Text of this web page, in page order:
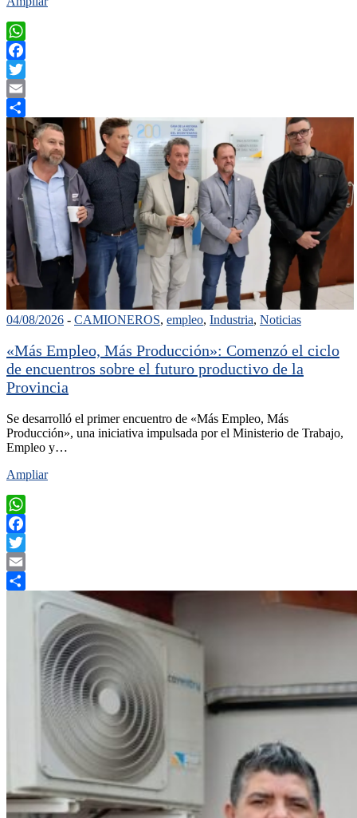
WhatsApp
Facebook
Twitter
Email
Compartir
04/08/2026 - CAMIONEROS, empleo, Industria, Noticias
«Más Empleo, Más Producción»: Comenzó el ciclo
de encuentros sobre el futuro productivo de la
Provincia
Se desarrolló el primer encuentro de «Más Empleo, Más
Producción», una iniciativa impulsada por el Ministerio de Trabajo,
Empleo y…
Ampliar
WhatsApp
Facebook
Twitter
Email
Compartir